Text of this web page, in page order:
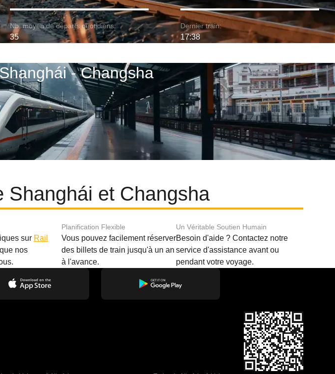
Nb. moyen de départs quotidiens:
35
Dernier train:
17:38
- Changsha
Shanghái et Changsha
sur Rail
nos
Planification Flexible
Vous pouvez facilement réserver
des billets de train jusqu'à un an
à l'avance.
Un Véritable Soutien Humain
Besoin d'aide ? Contactez notre
service d'assistance avant ou
pendant votre voyage.